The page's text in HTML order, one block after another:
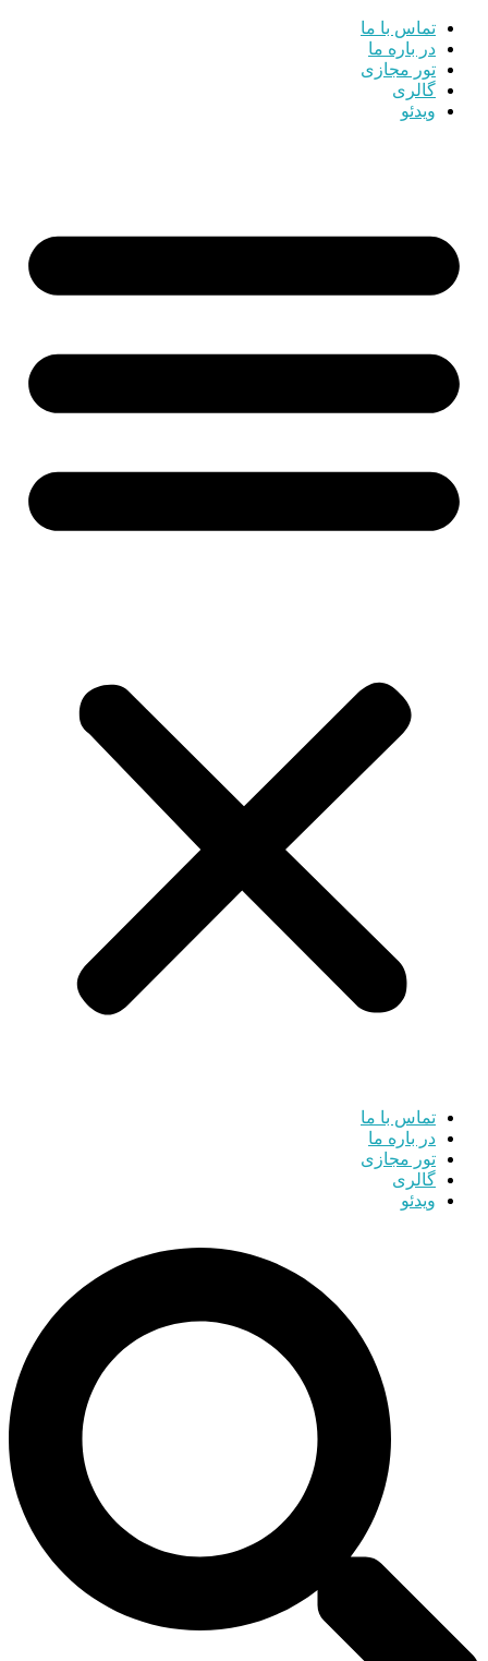
تماس با ما
در باره ما
تور مجازی
گالری
ویدئو
تماس با ما
در باره ما
تور مجازی
گالری
ویدئو